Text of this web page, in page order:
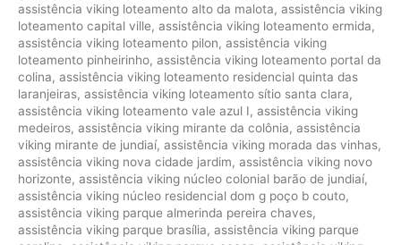
assistência viking loteamento alto da malota, assistência viking
loteamento capital ville, assistência viking loteamento ermida,
assistência viking loteamento pilon, assistência viking
loteamento pinheirinho, assistência viking loteamento portal da
colina, assistência viking loteamento residencial quinta das
laranjeiras, assistência viking loteamento sítio santa clara,
assistência viking loteamento vale azul I, assistência viking
medeiros, assistência viking mirante da colônia, assistência
viking mirante de jundiaí, assistência viking morada das vinhas,
assistência viking nova cidade jardim, assistência viking novo
horizonte, assistência viking núcleo colonial barão de jundiaí,
assistência viking núcleo residencial dom g poço b couto,
assistência viking parque almerinda pereira chaves,
assistência viking parque brasília, assistência viking parque